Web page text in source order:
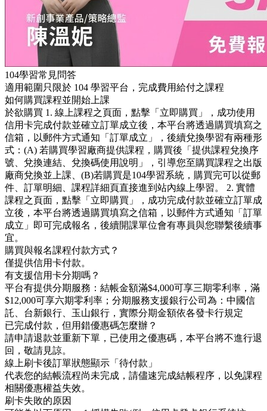
104學習常見問答
適用範圍只限於 104 學習平台，完成費用給付之課程
如何購買課程並開始上課
於欲購買 1. 線上課程之頁面，點擊「立即購買」，成功使用
信用卡完成付款並確立訂單成立後，本平台將透過購買填寫之
信箱，以郵件方式通知「訂單成立」，後續兌換學習有兩種形
式：(A) 若購買學習廠商提供課程，購買後「提供課程兌換序
號、兌換連結、兌換碼使用說明」，引導您至購買課程之出版
廠商兌換並上課、(B)若購買是104學習系統，購買完可以從郵
件、訂單明細、課程詳細頁直接進到站內線上學習。 2. 實體
課程之頁面，點擊「立即購買」，成功完成付款並確立訂單成
立後，本平台將透過購買填寫之信箱，以郵件方式通知「訂單
成立」即可完成報名，後續開課單位會有專員與您聯繫後續事
宜。
購買與報名課程付款方式？
僅提供信用卡付款。
有支援信用卡分期嗎？
平台有提供分期服務：結帳金額滿$4,000可享三期零利率，滿
$12,000可享六期零利率；分期服務支援銀行公司為：中國信
託、台新銀行、玉山銀行，實際分期金額依各發卡行規定
已完成付款，但用錯優惠碼怎麼辦？
請申請退款並重新下單，已使用之優惠碼，本平台將不進行退
回，敬請見諒。
線上刷卡後訂單狀態顯示「待付款」
代表您的結帳流程尚未完成，請儘速完成結帳程序，以免課程
相關優惠權益失效。
刷卡失敗的原因